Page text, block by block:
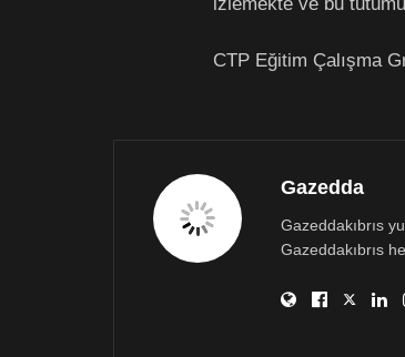
CTP Eğitim Çalışma
Gazedda
Gazeddakıbrıs
Gazeddakıbrıs